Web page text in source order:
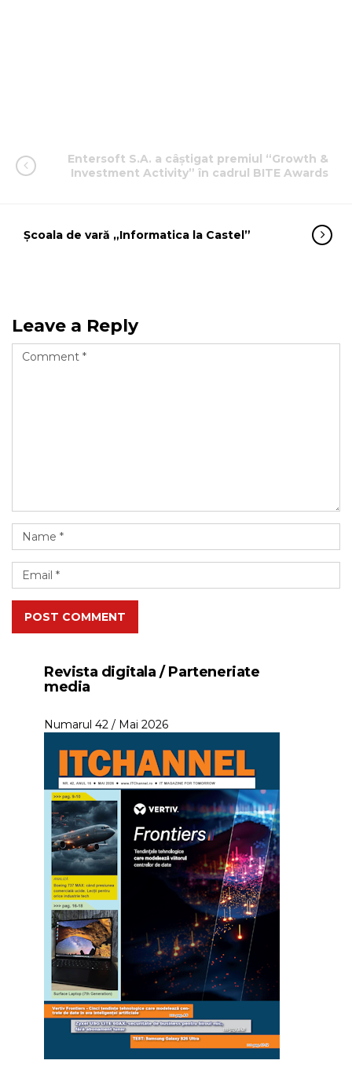
Entersoft S.A. a câștigat premiul “Growth &
Investment Activity” în cadrul BITE Awards
Școala de vară „Informatica la Castel”
Leave a Reply
POST COMMENT
Revista digitala / Parteneriate
media
Numarul 42 / Mai 2026